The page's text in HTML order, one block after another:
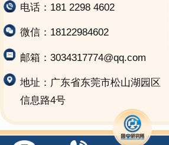
电话：181 2298 4602
微信：18122984602
邮箱：3034317774@qq.com
地址：广东省东莞市松山湖园区
信息路4号